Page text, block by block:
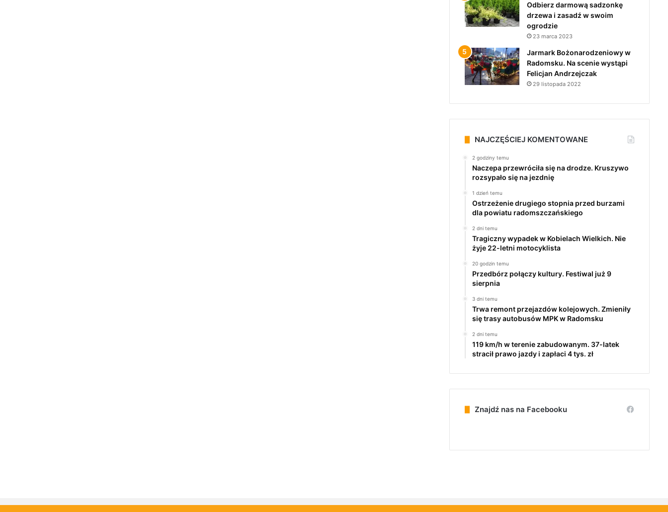
Odbierz darmową sadzonkę
drzewa i zasadź w swoim
ogrodzie
23 marca 2023
Jarmark Bożonarodzeniowy w
Radomsku. Na scenie wystąpi
Felicjan Andrzejczak
29 listopada 2022
NAJCZĘŚCIEJ KOMENTOWANE
2 godziny temu
Naczepa przewróciła się na drodze. Kruszywo
rozsypało się na jezdnię
1 dzień temu
Ostrzeżenie drugiego stopnia przed burzami
dla powiatu radomszczańskiego
2 dni temu
Tragiczny wypadek w Kobielach Wielkich. Nie
żyje 22-letni motocyklista
20 godzin temu
Przedbórz połączy kultury. Festiwal już 9
sierpnia
3 dni temu
Trwa remont przejazdów kolejowych. Zmieniły
się trasy autobusów MPK w Radomsku
2 dni temu
119 km/h w terenie zabudowanym. 37-latek
stracił prawo jazdy i zapłaci 4 tys. zł
Znajdź nas na Facebooku